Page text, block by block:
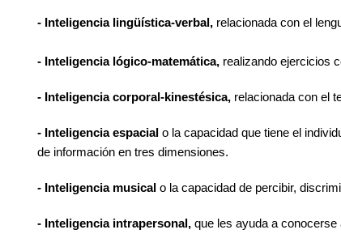
- Inteligencia lingüística-verbal, relacionada con el
- Inteligencia lógico-matemática, realizando ejercicios
- Inteligencia corporal-kinestésica, relacionada con el
- Inteligencia espacial o la capacidad que tiene el
de información en tres dimensiones.
- Inteligencia musical o la capacidad de percibir,
- Inteligencia intrapersonal, que les ayuda a